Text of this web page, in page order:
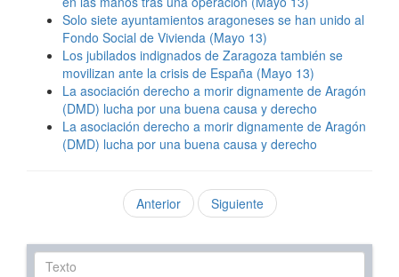
Solo siete ayuntamientos aragoneses se han unido al
Fondo Social de Vivienda (Mayo 13)
Los jubilados indignados de Zaragoza también se
movilizan ante la crisis de España (Mayo 13)
La asociación derecho a morir dignamente de Aragón
(DMD) lucha por una buena causa y derecho
La asociación derecho a morir dignamente de Aragón
(DMD) lucha por una buena causa y derecho
Anterior Siguiente
Texto